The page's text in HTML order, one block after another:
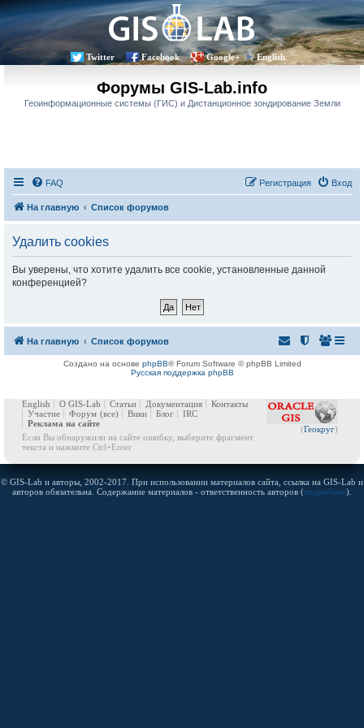
Twitter Facebook Google+ English
Форумы GIS-Lab.info
Геоинформационные системы (ГИС) и Дистанционное зондирование Земли
FAQ Вход
Регистрация
На главную Список форумов
Удалить cookies
Вы уверены, что хотите удалить все cookie, установленные данной
конференцией?
На главную Список форумов
Создано на основе phpBB® Forum Software © phpBB Limited
Русская поддержка phpBB
(Геокруг)
English О GIS-Lab Статьи Документация
Контакты
Участие
Форум (все) Вики Блог
IRC
Реклама на сайте
Если Вы обнаружили на сайте ошибку, выберите фрагмент
текста и нажмите Ctrl+Enter
© GIS-Lab и авторы, 2002-2017. При использовании материалов сайта, ссылка на GIS-Lab и
авторов обязательна. Содержание материалов - ответственность авторов (подробнее).